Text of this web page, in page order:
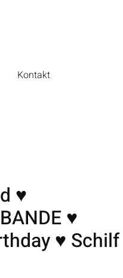
Kontakt
♥
♥
♥ Schilf